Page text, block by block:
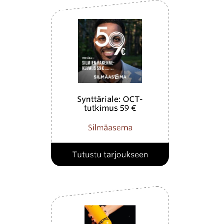
Synttäriale: OCT-
tutkimus 59 €
Silmäasema
Tutustu tarjoukseen